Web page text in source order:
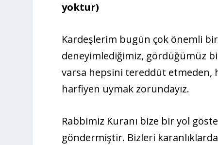
yoktur)
Kardeşlerim bugün çok önemli
deneyimlediğimiz, gördüğümüz
varsa hepsini tereddüt etmeden,
harfiyen uymak zorundayız.
Rabbimiz Kuranı bize bir yol
göndermiştir. Bizleri